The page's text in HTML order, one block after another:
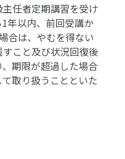
任者定期講習を受け
年以内、前回受講か
合は、やむを得ない
こと及び状況回復後
期限が超過した場合
取り扱うことといた